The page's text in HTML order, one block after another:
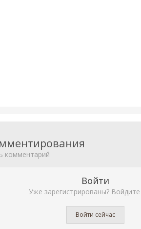
комментарий
Войти
Уже зарегистрированы? Войдите
Войти сейчас